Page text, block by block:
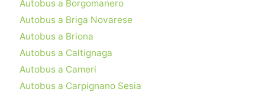
Autobus a Borgomanero
Autobus a Briga Novarese
Autobus a Briona
Autobus a Caltignaga
Autobus a Cameri
Autobus a Carpignano Sesia